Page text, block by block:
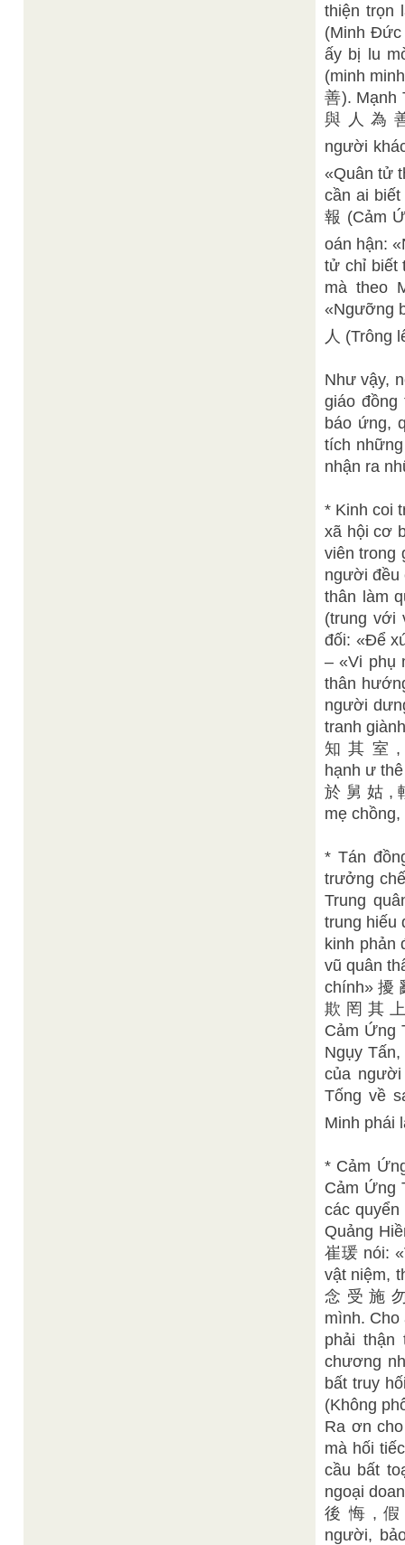
thiện trọn
(Minh
ấy bị lu
(minh
善). Mạnh
與 人 為
người
«Quân tử
cần ai
報 (Cảm
oán hận:
tử chỉ biết
mà theo
«Ngưỡng
人 (Trông
Như vậy,
giáo
báo ứng,
tích
nhận ra
* Kinh coi
xã hội cơ
viên trong
người đều
thân làm
(trung với
đối: «Để
– «Vi phụ
thân
người
tranh
知 其 室 ,
hạnh ư
於 舅 姑 ,
mẹ
* Tán
trưởng
Trung
trung hiếu
kinh phản
vũ quân
chính» 擾
欺 罔 其
Cảm Ứng
Ngụy
của
Tống về
Minh phái
* Cảm
Cảm Ứng
các
Quảng
崔瑗 nói:
vật niệm,
念 受 施
mình.
phải thận
chương
bất truy
(Không
Ra ơn
mà hối
cầu bất
ngoại
後 悔 , 假
người,